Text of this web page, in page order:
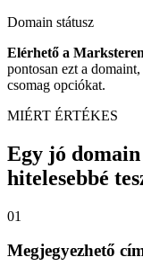
Domain státusz
Elérhető a
pontosan ezt a
csomag opciókat.
MIÉRT ÉRTÉKES
Egy jó domain
hitelesebbé
01
Megjegyezhető